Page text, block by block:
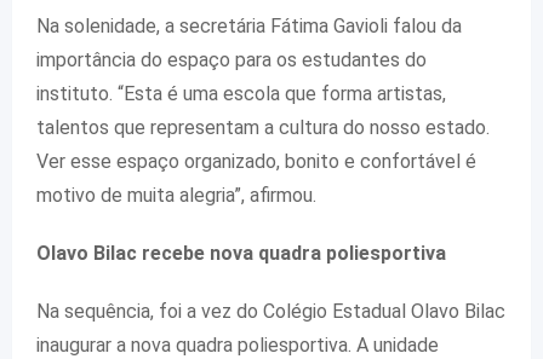
Na solenidade, a secretária Fátima Gavioli falou da
importância do espaço para os estudantes do
instituto. “Esta é uma escola que forma artistas,
talentos que representam a cultura do nosso estado.
Ver esse espaço organizado, bonito e confortável é
motivo de muita alegria”, afirmou.
Olavo Bilac recebe nova quadra poliesportiva
Na sequência, foi a vez do Colégio Estadual Olavo Bilac
inaugurar a nova quadra poliesportiva. A unidade